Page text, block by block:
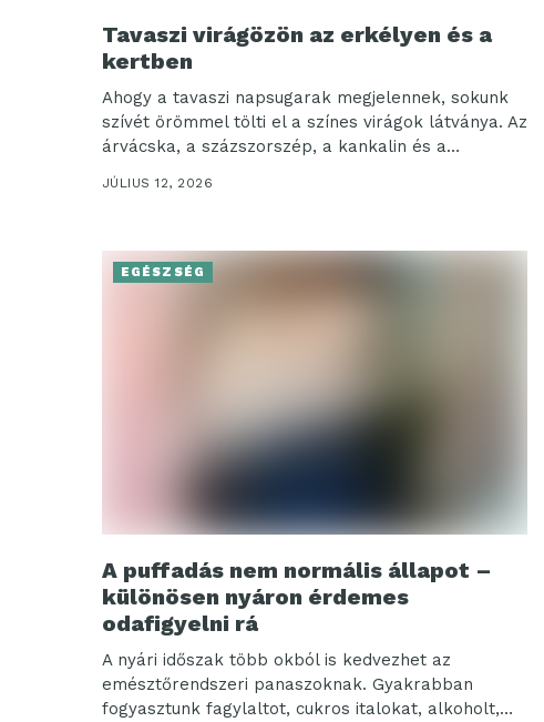
Tavaszi virágözön az erkélyen és a
kertben
Ahogy a tavaszi napsugarak megjelennek, sokunk
szívét örömmel tölti el a színes virágok látványa. Az
árvácska, a százszorszép, a kankalin és a
levendula...
JÚLIUS 12, 2026
EGÉSZSÉG
A puffadás nem normális állapot –
különösen nyáron érdemes
odafigyelni rá
A nyári időszak több okból is kedvezhet az
emésztőrendszeri panaszoknak. Gyakrabban
fogyasztunk fagylaltot, cukros italokat, alkoholt,